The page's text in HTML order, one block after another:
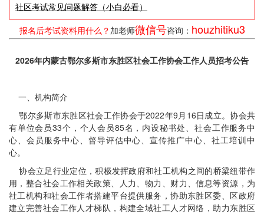
社区考试常见问题解答（小白必看）
报名后考试资料用什么？ 加老师微信号咨询： houzhitiku3
2026年内蒙古鄂尔多斯市东胜区社会工作协会工作人员招考公告
一、机构简介
鄂尔多斯市东胜区社会工作协会于2022年9月16日成立。协会共
有单位会员33个，个人会员85名，内设秘书处、社会工作服务中
心、会员服务中心、督导评估中心、宣传推广中心、社工培训中
心。
协会立足行业定位，积极发挥政府和社工机构之间的桥梁纽带作
用，整合社会工作相关政策、人力、物力、财力、信息等资源，为
社工机构和社会工作者搭建平台提供服务，协助东胜区委、区政府
建立完善社会工作人才梯队，构建全域社工人才网络，助力东胜区